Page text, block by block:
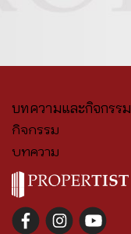
บทความและกิจกรรม
กิจกรรม
บทความ